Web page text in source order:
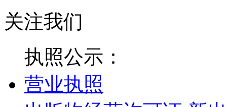
关注我们
执照公示：
营业执照